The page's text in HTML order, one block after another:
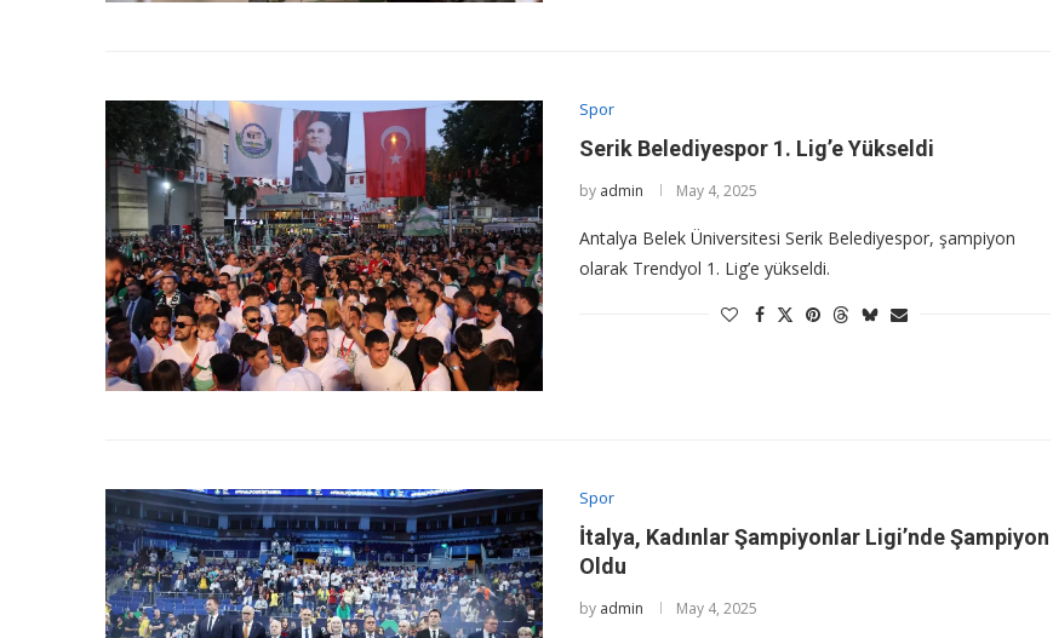
Spor
Serik Belediyespor 1. Lig’e Yükseldi
by admin May 4, 2025
Antalya Belek Üniversitesi Serik Belediyespor, şampiyon
olarak Trendyol 1. Lig’e yükseldi.
Spor
İtalya, Kadınlar Şampiyonlar Ligi’nde Şampiyon
Oldu
by admin May 4, 2025